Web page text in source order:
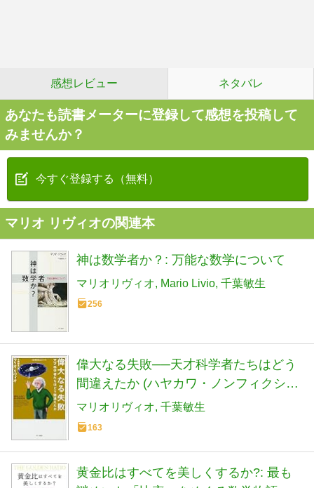
感想レビュー ネタバレ
あなたも読書メーターに登録して感想を投稿して
みませんか？
今すぐ登録する（無料）
マリオ リヴィオの関連本
神は数学者か？: 万能な数学について
マリオリヴィオ Mario Livio 千葉敏生
256
偉大なる失敗──天才科学者たちはどう
間違えたか (ハヤカワ・ノンフィクショ
ン文庫〈数理を愉しむ〉シリーズ)
マリオリヴィオ 千葉敏生
163
黄金比はすべてを美しくするか?: 最も